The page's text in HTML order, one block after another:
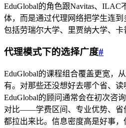
EduGlobal的角色跟Navitas、
体，而是通过代理网络把学生连到
包括劳瑞尔大学、里贾纳大学、卡
代理模式下的选择广度#
EduGlobal的课程组合覆盖更宽，
有。对那些还没想好去哪个省、读
EduGlobal的顾问通常会在初次咨
对比——学费区间、专业优势、省
都拉出来比。信息密度高是好事，